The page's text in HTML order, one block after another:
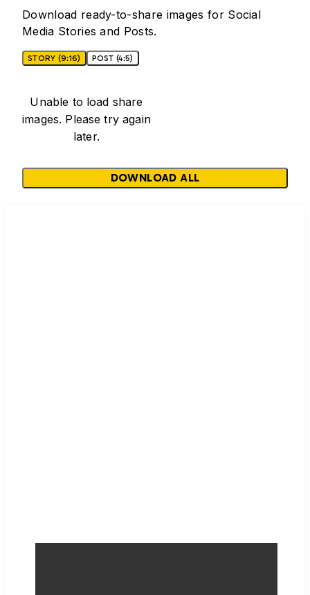
Download ready-to-share images for Social
Media Stories and Posts.
STORY (9:16) POST (4:5)
Unable to load share
images. Please try again
later.
DOWNLOAD ALL